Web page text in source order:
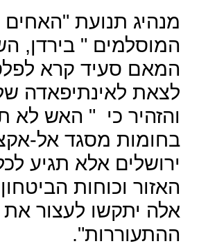
מנהיג תנועת "האחים
המוסלמים " בירדן,
המאם סעיד קרא
לצאת לאינתיפאדה
והזהיר כי " האש לא
בחומות מסגד אל-
ירושלים אלא תגיע
האזור וכוחות
אלה יתקשו לעצור את
ההתעוררות".